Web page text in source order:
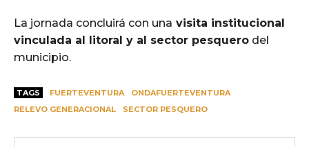
La jornada concluirá con una visita institucional
vinculada al litoral y al sector pesquero del
municipio.
TAGS FUERTEVENTURA
ONDAFUERTEVENTURA
RELEVO GENERACIONAL
SECTOR PESQUERO